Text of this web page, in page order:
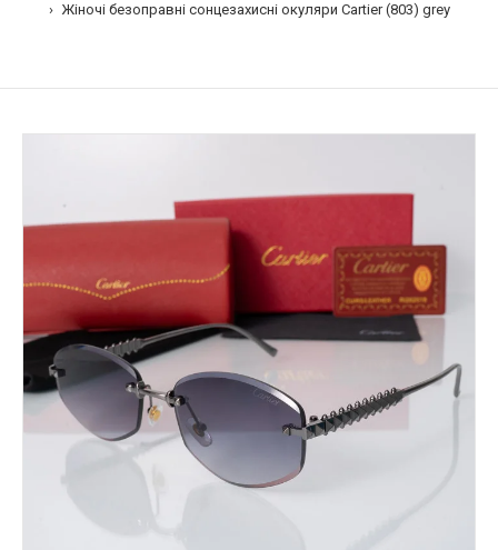
Жіночі безоправні сонцезахисні окуляри Cartier (803) grey